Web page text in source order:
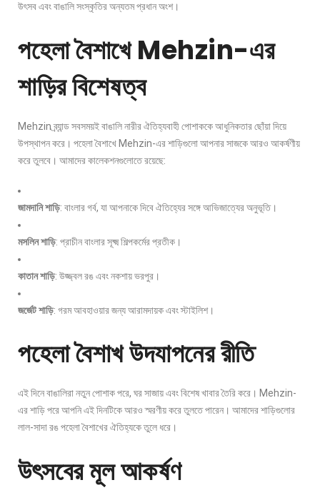
উৎসব এবং বাঙালি সংস্কৃতির অন্যতম প্রধান অংশ।
পহেলা বৈশাখে Mehzin-এর
শাড়ির বিশেষত্ব
Mehzin ব্র্যান্ড সবসময়ই বাঙালি নারীর ঐতিহ্যবাহী পোশাককে আধুনিকতার ছোঁয়া দিয়ে
উপস্থাপন করে। পহেলা বৈশাখে Mehzin-এর শাড়িগুলো আপনার সাজকে আরও আকর্ষণীয়
করে তুলবে। আমাদের কালেকশনগুলোতে রয়েছে:
জামদানি শাড়ি: বাংলার গর্ব, যা আপনাকে দিবে ঐতিহ্যের সঙ্গে আভিজাত্যের অনুভূতি।
মসলিন শাড়ি: প্রাচীন বাংলার সূক্ষ্ম শিল্পকর্মের প্রতীক।
কাতান শাড়ি: উজ্জ্বল রঙ এবং নকশায় ভরপুর।
জর্জেট শাড়ি: গরম আবহাওয়ার জন্য আরামদায়ক এবং স্টাইলিশ।
পহেলা বৈশাখ উদযাপনের রীতি
এই দিনে বাঙালিরা নতুন পোশাক পরে, ঘর সাজায় এবং বিশেষ খাবার তৈরি করে। Mehzin-
এর শাড়ি পরে আপনি এই দিনটিকে আরও স্মরণীয় করে তুলতে পারেন। আমাদের শাড়িগুলোর
লাল-সাদা রঙ পহেলা বৈশাখের ঐতিহ্যকে তুলে ধরে।
উৎসবের মূল আকর্ষণ